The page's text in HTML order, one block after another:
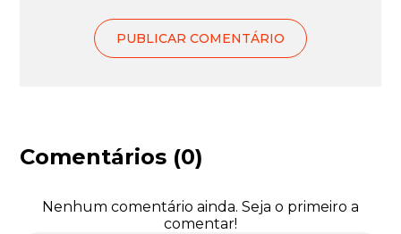
Comentários (0)
Nenhum comentário ainda. Seja o primeiro a
comentar!